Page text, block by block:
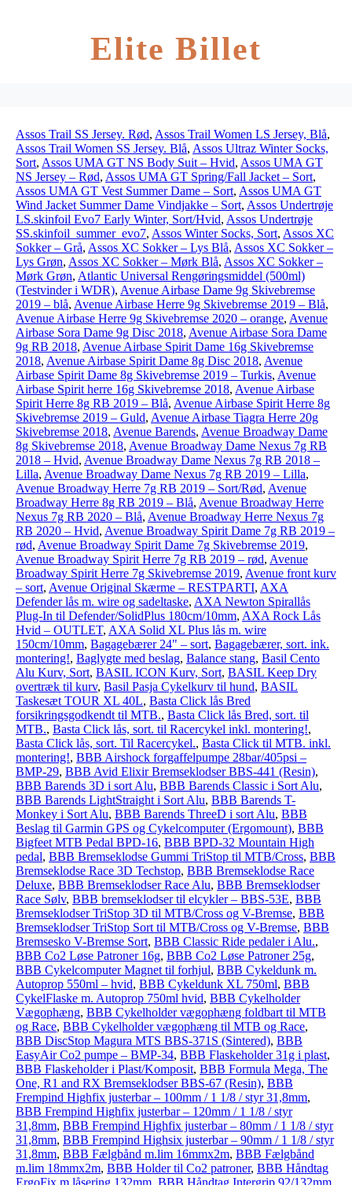
Elite Billet
Assos Trail SS Jersey. Rød, Assos Trail Women LS Jersey, Blå,
Assos Trail Women SS Jersey. Blå, Assos Ultraz Winter Socks,
Sort, Assos UMA GT NS Body Suit – Hvid, Assos UMA GT
NS Jersey – Rød, Assos UMA GT Spring/Fall Jacket – Sort,
Assos UMA GT Vest Summer Dame – Sort, Assos UMA GT
Wind Jacket Summer Dame Vindjakke – Sort, Assos Undertrøje
LS.skinfoil Evo7 Early Winter, Sort/Hvid, Assos Undertrøje
SS.skinfoil_summer_evo7, Assos Winter Socks, Sort, Assos XC
Sokker – Grå, Assos XC Sokker – Lys Blå, Assos XC Sokker –
Lys Grøn, Assos XC Sokker – Mørk Blå, Assos XC Sokker –
Mørk Grøn, Atlantic Universal Rengøringsmiddel (500ml)
(Testvinder i WDR), Avenue Airbase Dame 9g Skivebremse
2019 – blå, Avenue Airbase Herre 9g Skivebremse 2019 – Blå,
Avenue Airbase Herre 9g Skivebremse 2020 – orange, Avenue
Airbase Sora Dame 9g Disc 2018, Avenue Airbase Sora Dame
9g RB 2018, Avenue Airbase Spirit Dame 16g Skivebremse
2018, Avenue Airbase Spirit Dame 8g Disc 2018, Avenue
Airbase Spirit Dame 8g Skivebremse 2019 – Turkis, Avenue
Airbase Spirit herre 16g Skivebremse 2018, Avenue Airbase
Spirit Herre 8g RB 2019 – Blå, Avenue Airbase Spirit Herre 8g
Skivebremse 2019 – Guld, Avenue Airbase Tiagra Herre 20g
Skivebremse 2018, Avenue Barends, Avenue Broadway Dame
8g Skivebremse 2018, Avenue Broadway Dame Nexus 7g RB
2018 – Hvid, Avenue Broadway Dame Nexus 7g RB 2018 –
Lilla, Avenue Broadway Dame Nexus 7g RB 2019 – Lilla,
Avenue Broadway Herre 7g RB 2019 – Sort/Rød, Avenue
Broadway Herre 8g RB 2019 – Blå, Avenue Broadway Herre
Nexus 7g RB 2020 – Blå, Avenue Broadway Herre Nexus 7g
RB 2020 – Hvid, Avenue Broadway Spirit Dame 7g RB 2019 –
rød, Avenue Broadway Spirit Dame 7g Skivebremse 2019,
Avenue Broadway Spirit Herre 7g RB 2019 – rød, Avenue
Broadway Spirit Herre 7g Skivebremse 2019, Avenue front kurv
– sort, Avenue Original Skærme – RESTPARTI, AXA
Defender lås m. wire og sadeltaske, AXA Newton Spirallås
Plug-In til Defender/SolidPlus 180cm/10mm, AXA Rock Lås
Hvid – OUTLET, AXA Solid XL Plus lås m. wire
150cm/10mm, Bagagebærer 24" – sort, Bagagebærer, sort. ink.
montering!, Baglygte med beslag, Balance stang, Basil Cento
Alu Kurv, Sort, BASIL ICON Kurv, Sort, BASIL Keep Dry
overtræk til kurv, Basil Pasja Cykelkurv til hund, BASIL
Taskesæt TOUR XL 40L, Basta Click lås Bred
forsikringsgodkendt til MTB., Basta Click lås Bred, sort. til
MTB., Basta Click lås, sort. til Racercykel inkl. montering!,
Basta Click lås, sort. Til Racercykel., Basta Click til MTB. inkl.
montering!, BBB Airshock forgaffelpumpe 28bar/405psi –
BMP-29, BBB Avid Elixir Bremseklodser BBS-441 (Resin),
BBB Barends 3D i sort Alu, BBB Barends Classic i Sort Alu,
BBB Barends LightStraight i Sort Alu, BBB Barends T-
Monkey i Sort Alu, BBB Barends ThreeD i sort Alu, BBB
Beslag til Garmin GPS og Cykelcomputer (Ergomount), BBB
Bigfeet MTB Pedal BPD-16, BBB BPD-32 Mountain High
pedal, BBB Bremseklodse Gummi TriStop til MTB/Cross, BBB
Bremseklodse Race 3D Techstop, BBB Bremseklodse Race
Deluxe, BBB Bremseklodser Race Alu, BBB Bremseklodser
Race Sølv, BBB bremseklodser til elcykler – BBS-53E, BBB
Bremseklodser TriStop 3D til MTB/Cross og V-Bremse, BBB
Bremseklodser TriStop Sort til MTB/Cross og V-Bremse, BBB
Bremsesko V-Bremse Sort, BBB Classic Ride pedaler i Alu.,
BBB Co2 Løse Patroner 16g, BBB Co2 Løse Patroner 25g,
BBB Cykelcomputer Magnet til forhjul, BBB Cykeldunk m.
Autoprop 550ml – hvid, BBB Cykeldunk XL 750ml, BBB
CykelFlaske m. Autoprop 750ml hvid, BBB Cykelholder
Vægophæng, BBB Cykelholder vægophæng foldbart til MTB
og Race, BBB Cykelholder vægophæng til MTB og Race,
BBB DiscStop Magura MTS BBS-371S (Sintered), BBB
EasyAir Co2 pumpe – BMP-34, BBB Flaskeholder 31g i plast,
BBB Flaskeholder i Plast/Komposit, BBB Formula Mega, The
One, R1 and RX Bremseklodser BBS-67 (Resin), BBB
Frempind Highfix justerbar – 100mm / 1 1/8 / styr 31,8mm,
BBB Frempind Highfix justerbar – 120mm / 1 1/8 / styr
31,8mm, BBB Frempind Highfix justerbar – 80mm / 1 1/8 / styr
31,8mm, BBB Frempind Highsix justerbar – 90mm / 1 1/8 / styr
31,8mm, BBB Fælgbånd m.lim 16mmx2m, BBB Fælgbånd
m.lim 18mmx2m, BBB Holder til Co2 patroner, BBB Håndtag
ErgoFix m.låsering 132mm, BBB Håndtag Intergrip 92/132mm,